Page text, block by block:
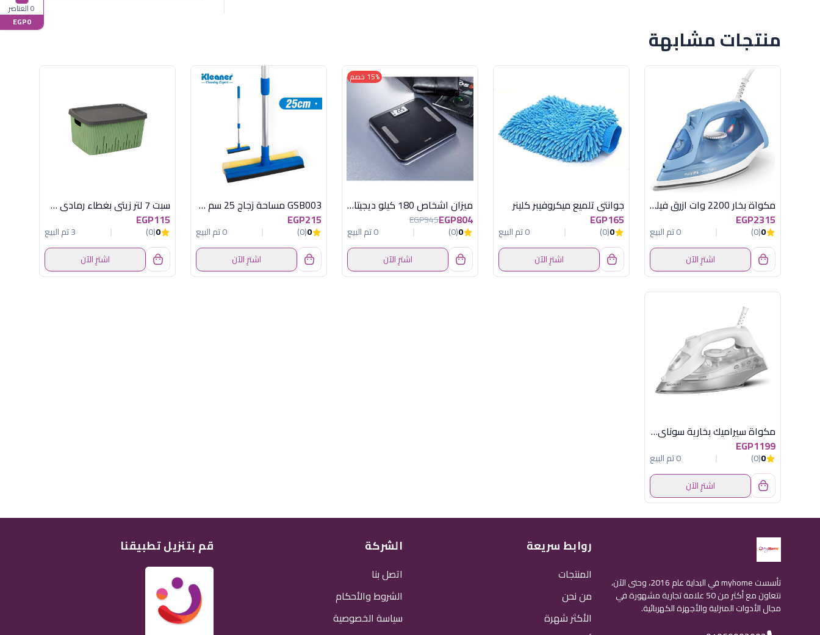
منتجات مشابهة
مكواة بخار 2200 وات ازرق فيليبس
EGP2315
0
(0)
0 تم البيع
اشترِ الآن
جوانتى تلميع ميكروفيبر كلينر
EGP165
0
(0)
0 تم البيع
اشترِ الآن
15% خصم
ميزان اشخاص 180 كيلو ديجيتال جلد
EGP804
EGP945
0
(0)
0 تم البيع
اشترِ الآن
GSB003 مساحة زجاج 25 سم كلينر
EGP215
0
(0)
0 تم البيع
اشترِ الآن
سبت 7 لتر زيتى بغطاء رمادى هيريفين
EGP115
0
(0)
3 تم البيع
اشترِ الآن
مكواة سيراميك بخارية سوناي هومي – اسود , 2400 وات – MAR-8400
EGP1199
0
(0)
0 تم البيع
اشترِ الآن
تأسست myhome في البداية عام 2016، وحتى الآن،
نتعاون مع أكثر من 50 علامة تجارية مشهورة في
مجال الأدوات المنزلية والأجهزة الكهربائية.
روابط سريعة
المنتجات
من نحن
الأكثر شهرة
الشركة
اتصل بنا
الشروط والأحكام
سياسة الخصوصية
قم بتنزيل تطبيقنا
0 العناصر
EGP0